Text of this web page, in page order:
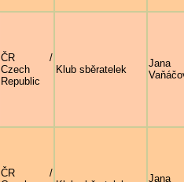
ČR /
Czech
Republic
Klub sběratelek
Jana
ČR /
Jana